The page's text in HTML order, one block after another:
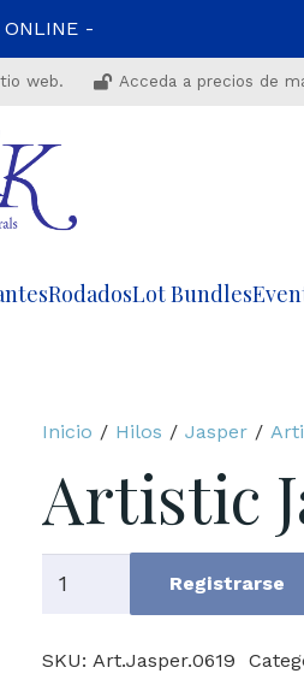
ONLINE -
web. Acceda a precios de
RodadosLot Bundles
Inicio / Hilos / Jasper/
Artistic
Registrarse
SKU: Art.Jasper.0619